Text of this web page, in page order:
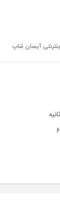
آیسان شاپ